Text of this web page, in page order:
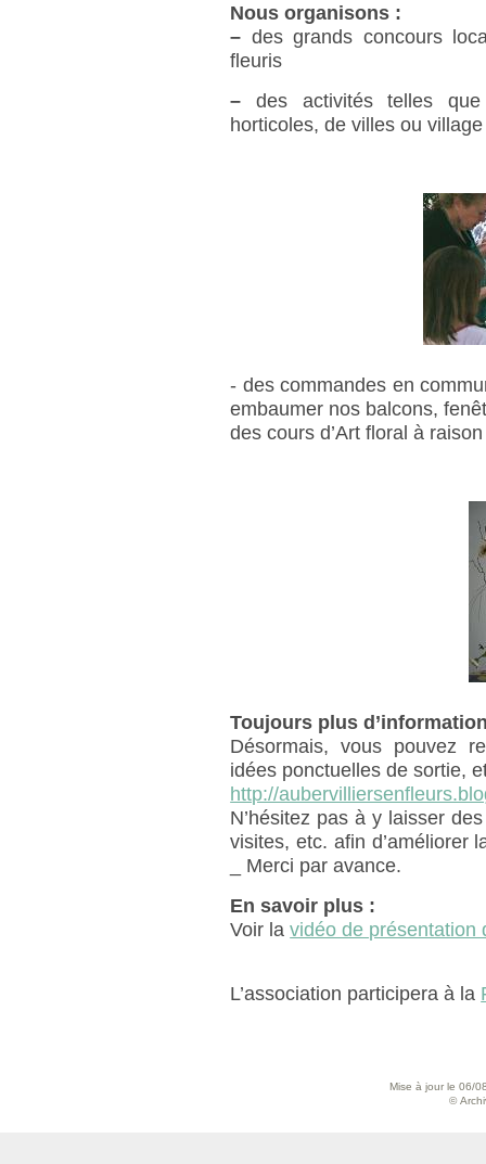
Nous organisons :
– des grands concours
fleuris
– des activités telles que
horticoles, de villes ou
- des commandes en
embaumer nos balcons,
des cours d’Art floral à
Toujours plus
Désormais, vous pouvez
idées ponctuelles de sortie,
http://
N’hésitez pas à y laisser
visites, etc. afin d’améliorer
_ Merci par avance.
En savoir plus :
Voir lavidéo de présentation
L’association participera à la
Mise à jour le 06/
©